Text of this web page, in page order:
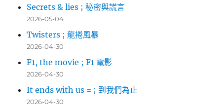
Secrets & lies ; 秘密與謊言
2026-05-04
Twisters ; 龍捲風暴
2026-04-30
F1, the movie ; F1 電影
2026-04-30
It ends with us = ; 到我們為止
2026-04-30